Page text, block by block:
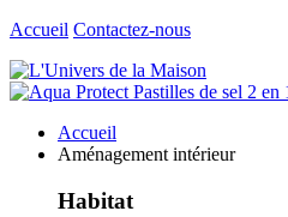
Accueil Contactez-nous
Accueil
Aménagement intérieur
Habitat